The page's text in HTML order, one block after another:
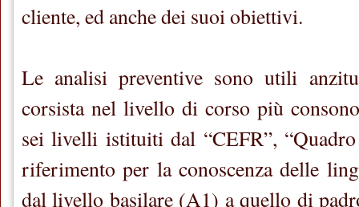
cliente, ed anche dei suoi obiettivi.
Le analisi preventive sono utili
corsista nel livello di corso più
sei livelli istituiti dal “CEFR”,
riferimento per la conoscenza delle
dal livello basilare (A1) a quello di